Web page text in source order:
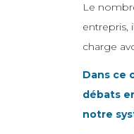
Le
entrepris,
charge
Dans ce
débats
notre